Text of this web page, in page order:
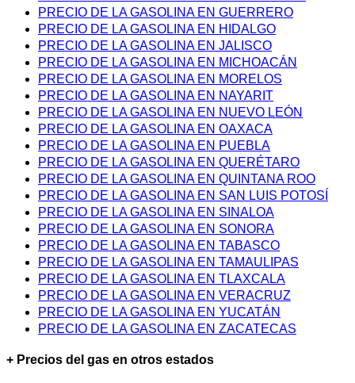
PRECIO DE LA GASOLINA EN GUERRERO
PRECIO DE LA GASOLINA EN HIDALGO
PRECIO DE LA GASOLINA EN JALISCO
PRECIO DE LA GASOLINA EN MICHOACÁN
PRECIO DE LA GASOLINA EN MORELOS
PRECIO DE LA GASOLINA EN NAYARIT
PRECIO DE LA GASOLINA EN NUEVO LEÓN
PRECIO DE LA GASOLINA EN OAXACA
PRECIO DE LA GASOLINA EN PUEBLA
PRECIO DE LA GASOLINA EN QUERÉTARO
PRECIO DE LA GASOLINA EN QUINTANA ROO
PRECIO DE LA GASOLINA EN SAN LUIS POTOSÍ
PRECIO DE LA GASOLINA EN SINALOA
PRECIO DE LA GASOLINA EN SONORA
PRECIO DE LA GASOLINA EN TABASCO
PRECIO DE LA GASOLINA EN TAMAULIPAS
PRECIO DE LA GASOLINA EN TLAXCALA
PRECIO DE LA GASOLINA EN VERACRUZ
PRECIO DE LA GASOLINA EN YUCATÁN
PRECIO DE LA GASOLINA EN ZACATECAS
+ Precios del gas en otros estados